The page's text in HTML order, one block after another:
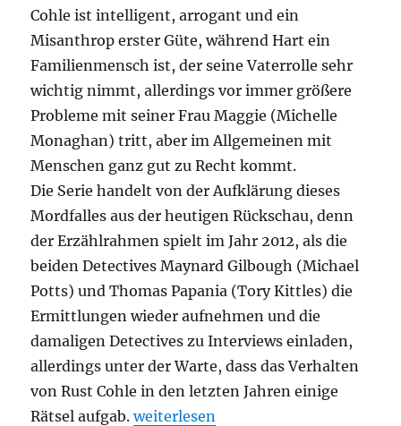
Cohle ist intelligent, arrogant und ein
Misanthrop erster Güte, während Hart ein
Familienmensch ist, der seine Vaterrolle sehr
wichtig nimmt, allerdings vor immer größere
Probleme mit seiner Frau Maggie (Michelle
Monaghan) tritt, aber im Allgemeinen mit
Menschen ganz gut zu Recht kommt.
Die Serie handelt von der Aufklärung dieses
Mordfalles aus der heutigen Rückschau, denn
der Erzählrahmen spielt im Jahr 2012, als die
beiden Detectives Maynard Gilbough (Michael
Potts) und Thomas Papania (Tory Kittles) die
Ermittlungen wieder aufnehmen und die
damaligen Detectives zu Interviews einladen,
allerdings unter der Warte, dass das Verhalten
von Rust Cohle in den letzten Jahren einige
Rätsel aufgab.„True Detective – Staffel 1“
weiterlesen